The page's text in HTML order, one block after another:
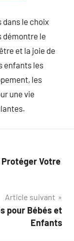
dans le choix
démontre le
et la joie de
enfants les
les
une vie
Votre
Article suivant
pour Bébés et
Enfants